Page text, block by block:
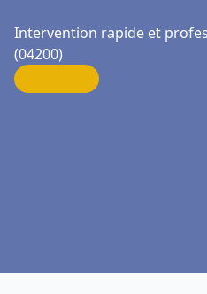
Intervention rapide et
(04200)